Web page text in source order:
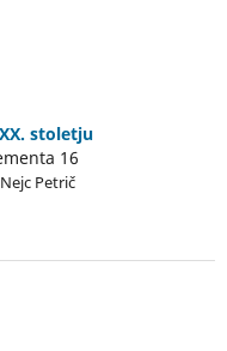
stoletju
16
Petrič